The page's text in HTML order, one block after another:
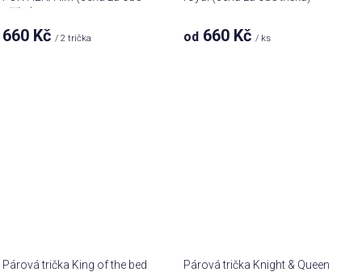
trička)
660 Kč/ 2 trička od 660 Kč/ ks
Párová trička King of the bed
Párová trička Knight & Queen